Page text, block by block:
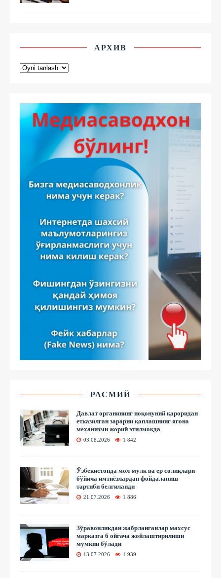
АРХИВ
РАСМИЙ
Давлат органининг ноқонуний қароридан
етказилган зарарни қоплашнинг ягона
механизми жорий этилмоқда
03.08.2026 1 842
Ўзбекистонда мол-мулк ва ер солиқлари
бўйича имтиёзлардан фойдаланиш
тартиби белгиланди
21.07.2026 1 886
Зўравонликдан жабрланганлар махсус
марказга 6 ойгача жойлаштирилиши
мумкин бўлади
13.07.2026 1 939